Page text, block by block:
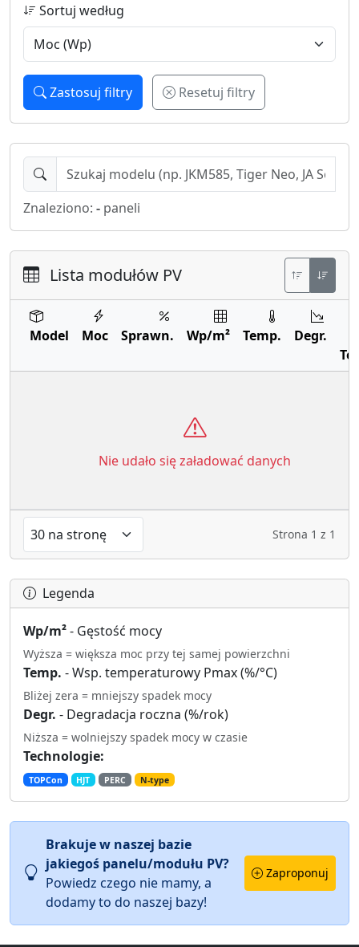
Sortuj według
Zastosuj filtry Resetuj filtry
Znaleziono: - paneli
Lista modułów PV
Model Moc Sprawn. Wp/m² Temp.
Degr.
Nie udało się załadować danych
Strona 1 z 1
Legenda
Wp/m²- Gęstość mocy
Wyższa = większa moc przy tej samej powierzchni
Temp. - Wsp. temperaturowy Pmax (%/°C)
Bliżej zera = mniejszy spadek mocy
Degr. - Degradacja roczna (%/rok)
Niższa = wolniejszy spadek mocy w czasie
Technologie:
TOPCon HJT PERC N-type
Brakuje w naszej bazie
jakiegoś panelu/modułu PV?
Powiedz czego nie mamy, a
dodamy to do naszej bazy!
Zaproponuj